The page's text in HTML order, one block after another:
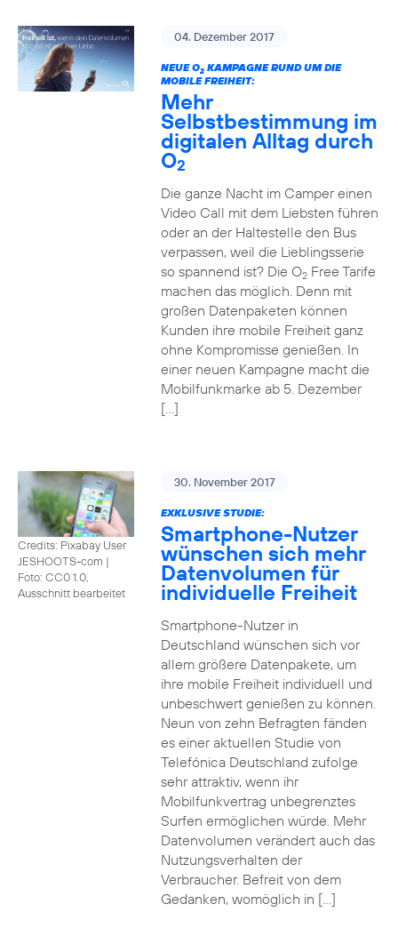
04. Dezember 2017
NEUE O2KAMPAGNE RUND UM DIE
MOBILE FREIHEIT:
Mehr
Selbstbestimmung im
digitalen Alltag durch
O2
Die ganze Nacht im Camper einen
Video Call mit dem Liebsten führen
oder an der Haltestelle den Bus
verpassen, weil die Lieblingsserie
so spannend ist? Die O2Free Tarife
machen das möglich. Denn mit
großen Datenpaketen können
Kunden ihre mobile Freiheit ganz
ohne Kompromisse genießen. In
einer neuen Kampagne macht die
Mobilfunkmarke ab 5. Dezember
[…]
Credits: Pixabay User
JESHOOTS-com |
Foto: CC0 1.0,
Ausschnitt bearbeitet
30. November 2017
EXKLUSIVE STUDIE:
Smartphone-Nutzer
wünschen sich mehr
Datenvolumen für
individuelle Freiheit
Smartphone-Nutzer in
Deutschland wünschen sich vor
allem größere Datenpakete, um
ihre mobile Freiheit individuell und
unbeschwert genießen zu können.
Neun von zehn Befragten fänden
es einer aktuellen Studie von
Telefónica Deutschland zufolge
sehr attraktiv, wenn ihr
Mobilfunkvertrag unbegrenztes
Surfen ermöglichen würde. Mehr
Datenvolumen verändert auch das
Nutzungsverhalten der
Verbraucher. Befreit von dem
Gedanken, womöglich in […]